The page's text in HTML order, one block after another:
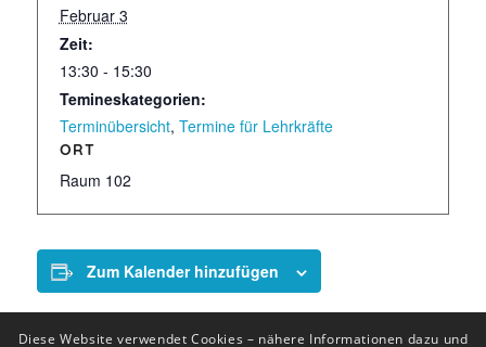
Februar 3
Zeit:
13:30 - 15:30
Temineskategorien:
Terminübersicht, Termine für Lehrkräfte
ORT
Raum 102
Zum Kalender hinzufügen
Diese Website verwendet Cookies – nähere Informationen dazu und